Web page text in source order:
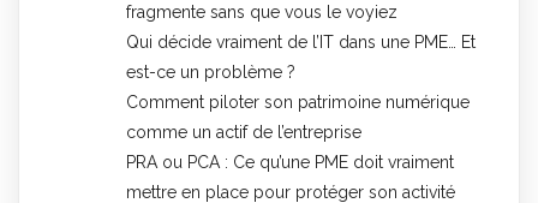
fragmente sans que vous le voyiez
Qui décide vraiment de l’IT dans une PME… Et
est-ce un problème ?
Comment piloter son patrimoine numérique
comme un actif de l’entreprise
PRA ou PCA : Ce qu’une PME doit vraiment
mettre en place pour protéger son activité